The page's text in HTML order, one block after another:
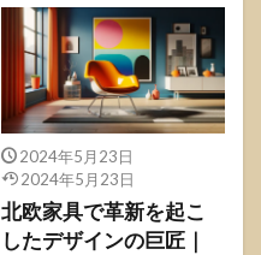
2024年5月23日
2024年5月23日
北欧家具で革新を起こ
したデザインの巨匠｜